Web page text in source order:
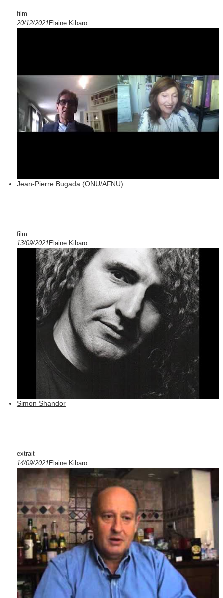
film
20/12/2021 Elaine Kibaro
Jean-Pierre Bugada (ONU/AFNU)
film
13/09/2021Elaine Kibaro
Simon Shandor
extrait
14/09/2021 Elaine Kibaro